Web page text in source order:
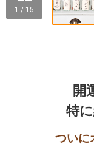
1 / 15
開